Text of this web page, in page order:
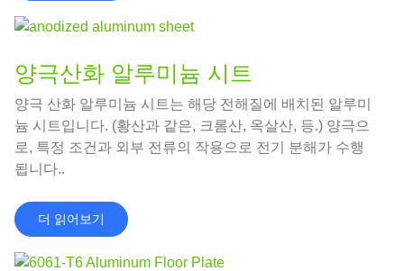
양극산화 알루미늄 시트
양극 산화 알루미늄 시트는 해당 전해질에 배치된 알루미
늄 시트입니다. (황산과 같은, 크롬산, 옥살산, 등.) 양극으
로, 특정 조건과 외부 전류의 작용으로 전기 분해가 수행
됩니다..
더 읽어보기